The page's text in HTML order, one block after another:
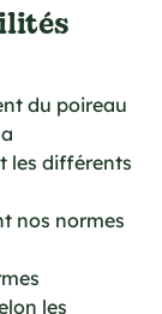
du poireau
les différents
nos normes
les